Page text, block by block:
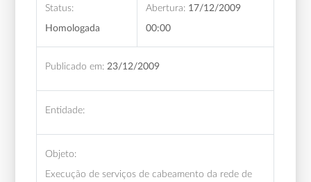
Status:
Homologada
Abertura: 17/12/2009
00:00
Publicado em: 23/12/2009
Entidade:
Objeto:
Execução de serviços de cabeamento da rede de